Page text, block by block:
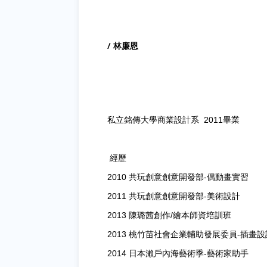
/ 林廉恩
私立銘傳大學商業設計系 2011畢業
經歷
2010 共玩創意創意開發部-偶動畫實習
2011 共玩創意創意開發部-美術設計
2013 陳璐茜創作/繪本師資培訓班
2013 桃竹苗社會企業輔助發展委員-插畫設
2014 日本瀨戶內海藝術季-藝術家助手